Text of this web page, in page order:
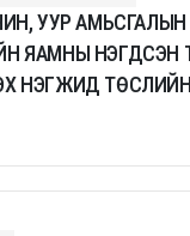
УУР АМЬСГАЛЫН
ЯАМНЫ НЭГДСЭН
НЭГЖИД ТӨСЛИЙН
ШАЛГАРУУЛЖ АВНА